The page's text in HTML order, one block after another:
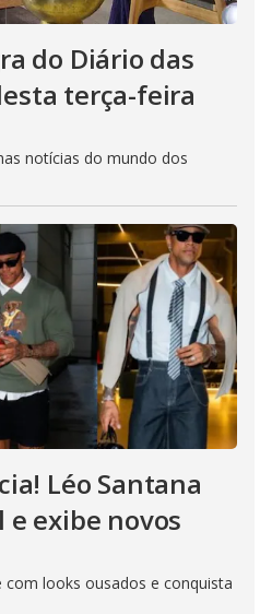
do Diário das
terça-feira
notícias do mundo dos
Léo Santana
exibe novos
com looks ousados e conquista